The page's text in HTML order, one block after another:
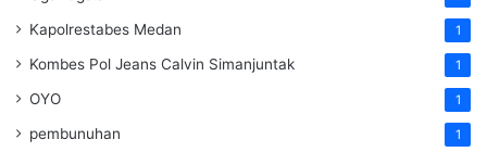
Kapolrestabes Medan 1
Kombes Pol Jeans Calvin Simanjuntak 1
OYO 1
pembunuhan 1